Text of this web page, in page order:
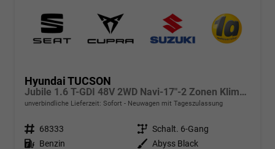
Hyundai TUCSON
Jubile 1.6 T-GDI 48V 2WD Navi-17"-2 Zonen Klimaautomatik-LED-Kamera-Sofort
unverbindliche Lieferzeit: Sofort Neuwagen mit Tageszulassung
Fahrzeugnr. 68333 Getriebe Schalt. 6-Gang
Kraftstoff Benzin Außenfarbe
Abyss Black